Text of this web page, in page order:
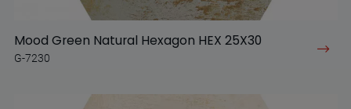
Mood Green Natural Hexagon HEX 25X30
G-7230